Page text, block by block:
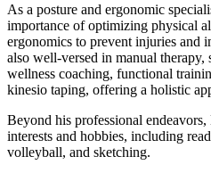
As a posture and ergonomic
importance of optimizing physical
ergonomics to prevent injuries and
also well-versed in manual
wellness coaching, functional
kinesio taping, offering a holistic
Beyond his professional
interests and hobbies, including
volleyball, and sketching.